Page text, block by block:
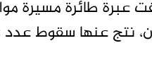
عبرة طائرة مسيرة
نتج عنها سقوط